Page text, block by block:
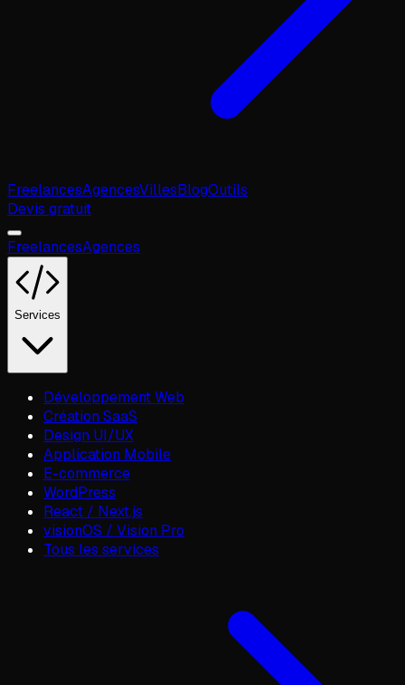
FreelancesAgencesVillesBlogOutils
Devis gratuit
FreelancesAgences
Services
Développement Web
Création SaaS
Design UI/UX
Application Mobile
E-commerce
WordPress
React / Next.js
visionOS / Vision Pro
Tous les services